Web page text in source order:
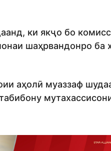
ки якҷо бо
шаҳрвандонро ба
аҳолӣ муаззаф